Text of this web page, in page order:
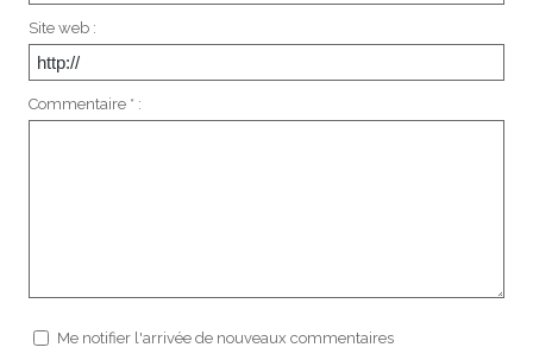
Site web :
Commentaire * :
Me notifier l'arrivée de nouveaux commentaires